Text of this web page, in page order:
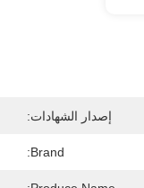
إصدار الشهادات:
Brand: